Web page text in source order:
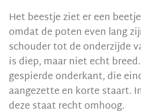
Het beestje ziet er een
omdat de poten even lang
schouder tot de onderzijde
is diep, maar niet echt
gespierde onderkant, die
aangezette en korte staart.
deze staat recht omhoog.